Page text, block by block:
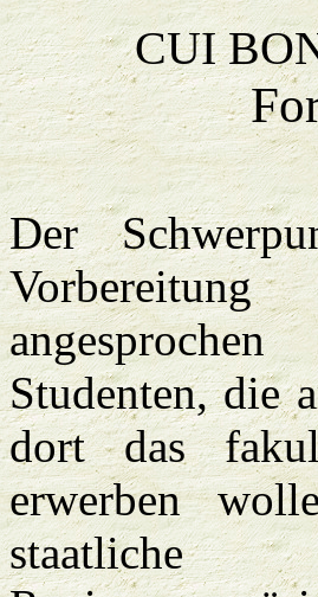
CUI
Der
Studenten, die
dort das
erwerben
staatliche